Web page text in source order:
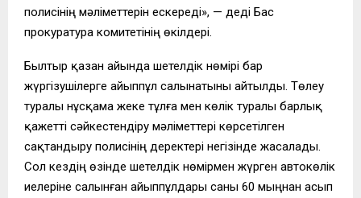
полисінің мәліметтерін ескереді», — деді Бас
прокуратура комитетінің өкілдері.
Былтыр қазан айында шетелдік нөмірі бар
жүргізушілерге айыппұл салынатыны айтылды. Төлеу
туралы нұсқама жеке тұлға мен көлік туралы барлық
қажетті сәйкестендіру мәліметтері көрсетілген
сақтандыру полисінің деректері негізінде жасалады.
Сол кездің өзінде шетелдік нөмірмен жүрген автокөлік
иелеріне салынған айыппұлдары саны 60 мыңнан асып